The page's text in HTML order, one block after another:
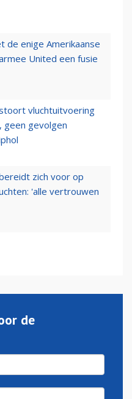
de enige Amerikaanse
United een fusie
vluchtuitvoering
geen gevolgen
zich voor op
'alle vertrouwen
de